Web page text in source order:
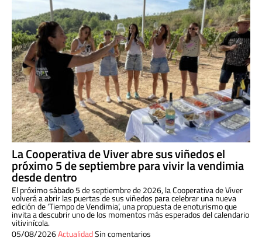
La Cooperativa de Viver abre sus viñedos el
próximo 5 de septiembre para vivir la vendimia
desde dentro
El próximo sábado 5 de septiembre de 2026, la Cooperativa de Viver
volverá a abrir las puertas de sus viñedos para celebrar una nueva
edición de ‘Tiempo de Vendimia’, una propuesta de enoturismo que
invita a descubrir uno de los momentos más esperados del calendario
vitivinícola.
05/08/2026ActualidadSin comentarios